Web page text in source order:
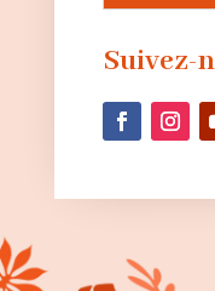
Suivez-